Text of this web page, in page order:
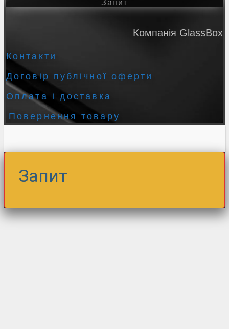
Запит
Компанія GlassBox
Контакти
Договір публічної оферти
Оплата і доставка
Повернення товару
Запит